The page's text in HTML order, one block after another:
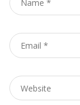
Email
Website